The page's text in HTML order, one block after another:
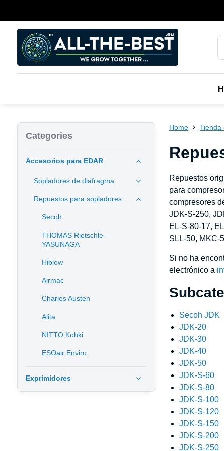
Home Tienda
Repuestos
para
compresores
JDK-S-250,
EL-S-80-17,
SLL-50, MKC-
Si no ha
electrónico a
Secoh JDK
JDK-20
JDK-30
JDK-40
JDK-50
JDK-S-60
JDK-S-80
JDK-S-100
JDK-S-120
JDK-S-150
JDK-S-200
JDK-S-250
Categories
Accesorios para EDAR
Sopladores de diafragma
Repuestos para sopladores
Secoh
THOMAS Rietschle -
YASUNAGA
Hiblow
Airmac
Charles Austen
Alita
NITTO Kohki
ESOair Enviro
Exprimidores